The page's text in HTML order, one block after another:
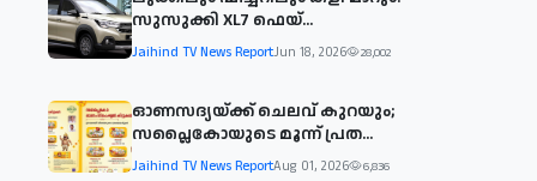
സുസുക്കി XL7 ഫെയ്‌...
Jaihind TV News ReportJun 18, 2026 28,002
ഓണസദ്യയ്ക്ക് ചെലവ് കുറയും;
സപ്ലൈകോയുടെ മൂന്ന് പ്രത...
Jaihind TV News ReportAug 01, 2026 6,836